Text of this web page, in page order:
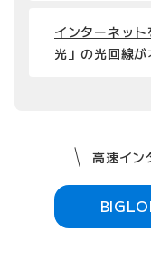
インターネッ
光」の光回線が
高速イン